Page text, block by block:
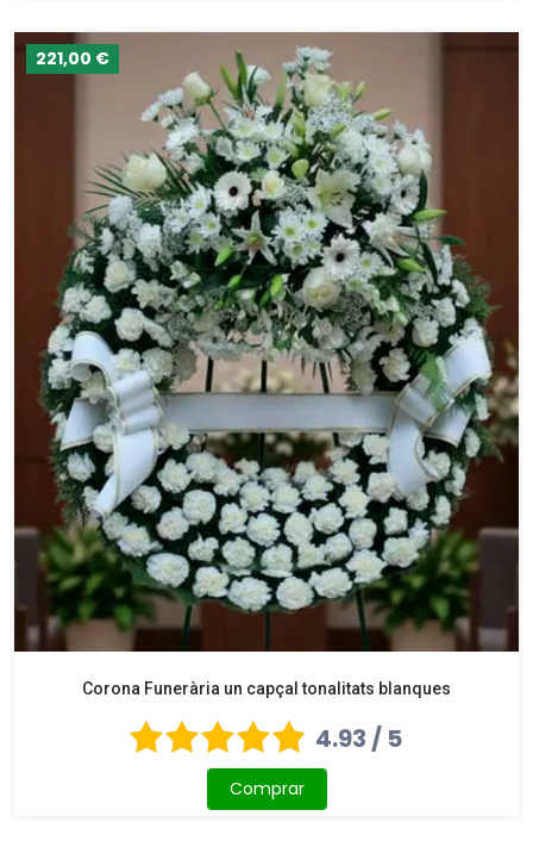
221,00 €
Corona Funerària un capçal tonalitats blanques
4.93 / 5
Comprar